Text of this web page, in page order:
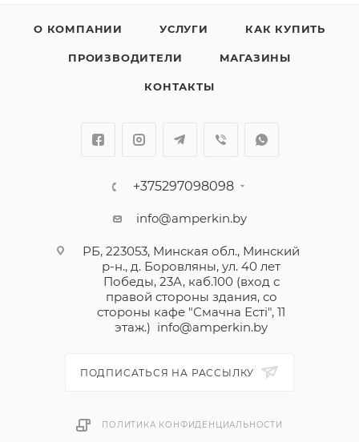
О КОМПАНИИ УСЛУГИ КАК КУПИТЬ
ПРОИЗВОДИТЕЛИ МАГАЗИНЫ
КОНТАКТЫ
+375297098098
info@amperkin.by
РБ, 223053, Минская обл., Минский
р-н., д. Боровляны, ул. 40 лет
Победы, 23А, каб.100 (вход с
правой стороны здания, со
стороны кафе "Смачна Естi", 11
этаж.) info@amperkin.by
ПОДПИСАТЬСЯ НА РАССЫЛКУ
ПОЛИТИКА КОНФИДЕНЦИАЛЬНОСТИ